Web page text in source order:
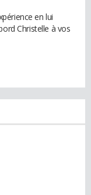
en lui
Christelle à vos